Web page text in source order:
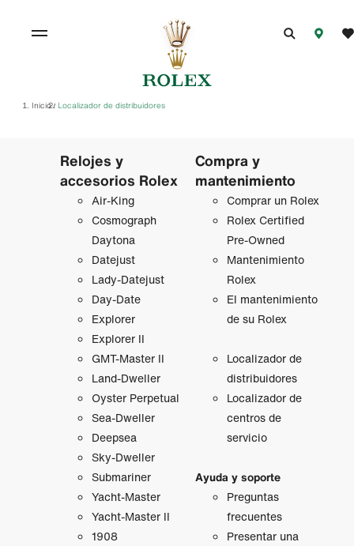
Inicio/ Localizador de distribuidores
Relojes y
accesorios Rolex
Air‑King
Cosmograph
Daytona
Datejust
Lady‑Datejust
Day-Date
Explorer
Explorer II
GMT‑Master II
Land-Dweller
Oyster Perpetual
Sea-Dweller
Deepsea
Sky-Dweller
Submariner
Yacht-Master
Yacht-Master II
1908
Compra y
mantenimiento
Comprar un Rolex
Rolex Certified
Pre-Owned
Mantenimiento
Rolex
El mantenimiento
de su Rolex
Localizador de
distribuidores
Localizador de
centros de
servicio
Ayuda y soporte
Preguntas
frecuentes
Presentar una